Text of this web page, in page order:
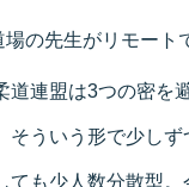
場の先生がリモート
道連盟は3つの密を
そういう形で少しず
ても少人数分散型。